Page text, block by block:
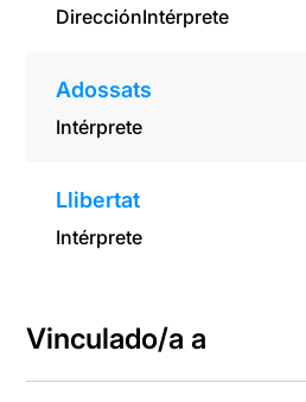
DirecciónIntérprete
Adossats
Intérprete
Llibertat
Intérprete
Vinculado/a a